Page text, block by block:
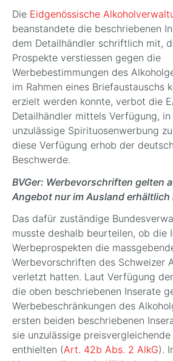
Die Eidgenössische
beanstandete die beschriebenen
dem Detailhändler schriftlich mit,
Prospekte verstiessen gegen die
Werbebestimmungen des
im Rahmen eines Briefaustauschs
erzielt werden konnte, verbot die
Detailhändler mittels Verfügung,
unzulässige Spirituosenwerbung
diese Verfügung erhob der
Beschwerde.
BVGer: Werbevorschriften gelten
Angebot nur im Ausland erhältlich
Das dafür zuständige
musste deshalb beurteilen, ob die
Werbeprospekten die
Werbevorschriften des Schweizer
verletzt hatten. Laut Verfügung
die oben beschriebenen Inserate
Werbebeschränkungen des
ersten beiden beschriebenen
sie unzulässige
enthielten (Art. 42b Abs. 2 AlkG).